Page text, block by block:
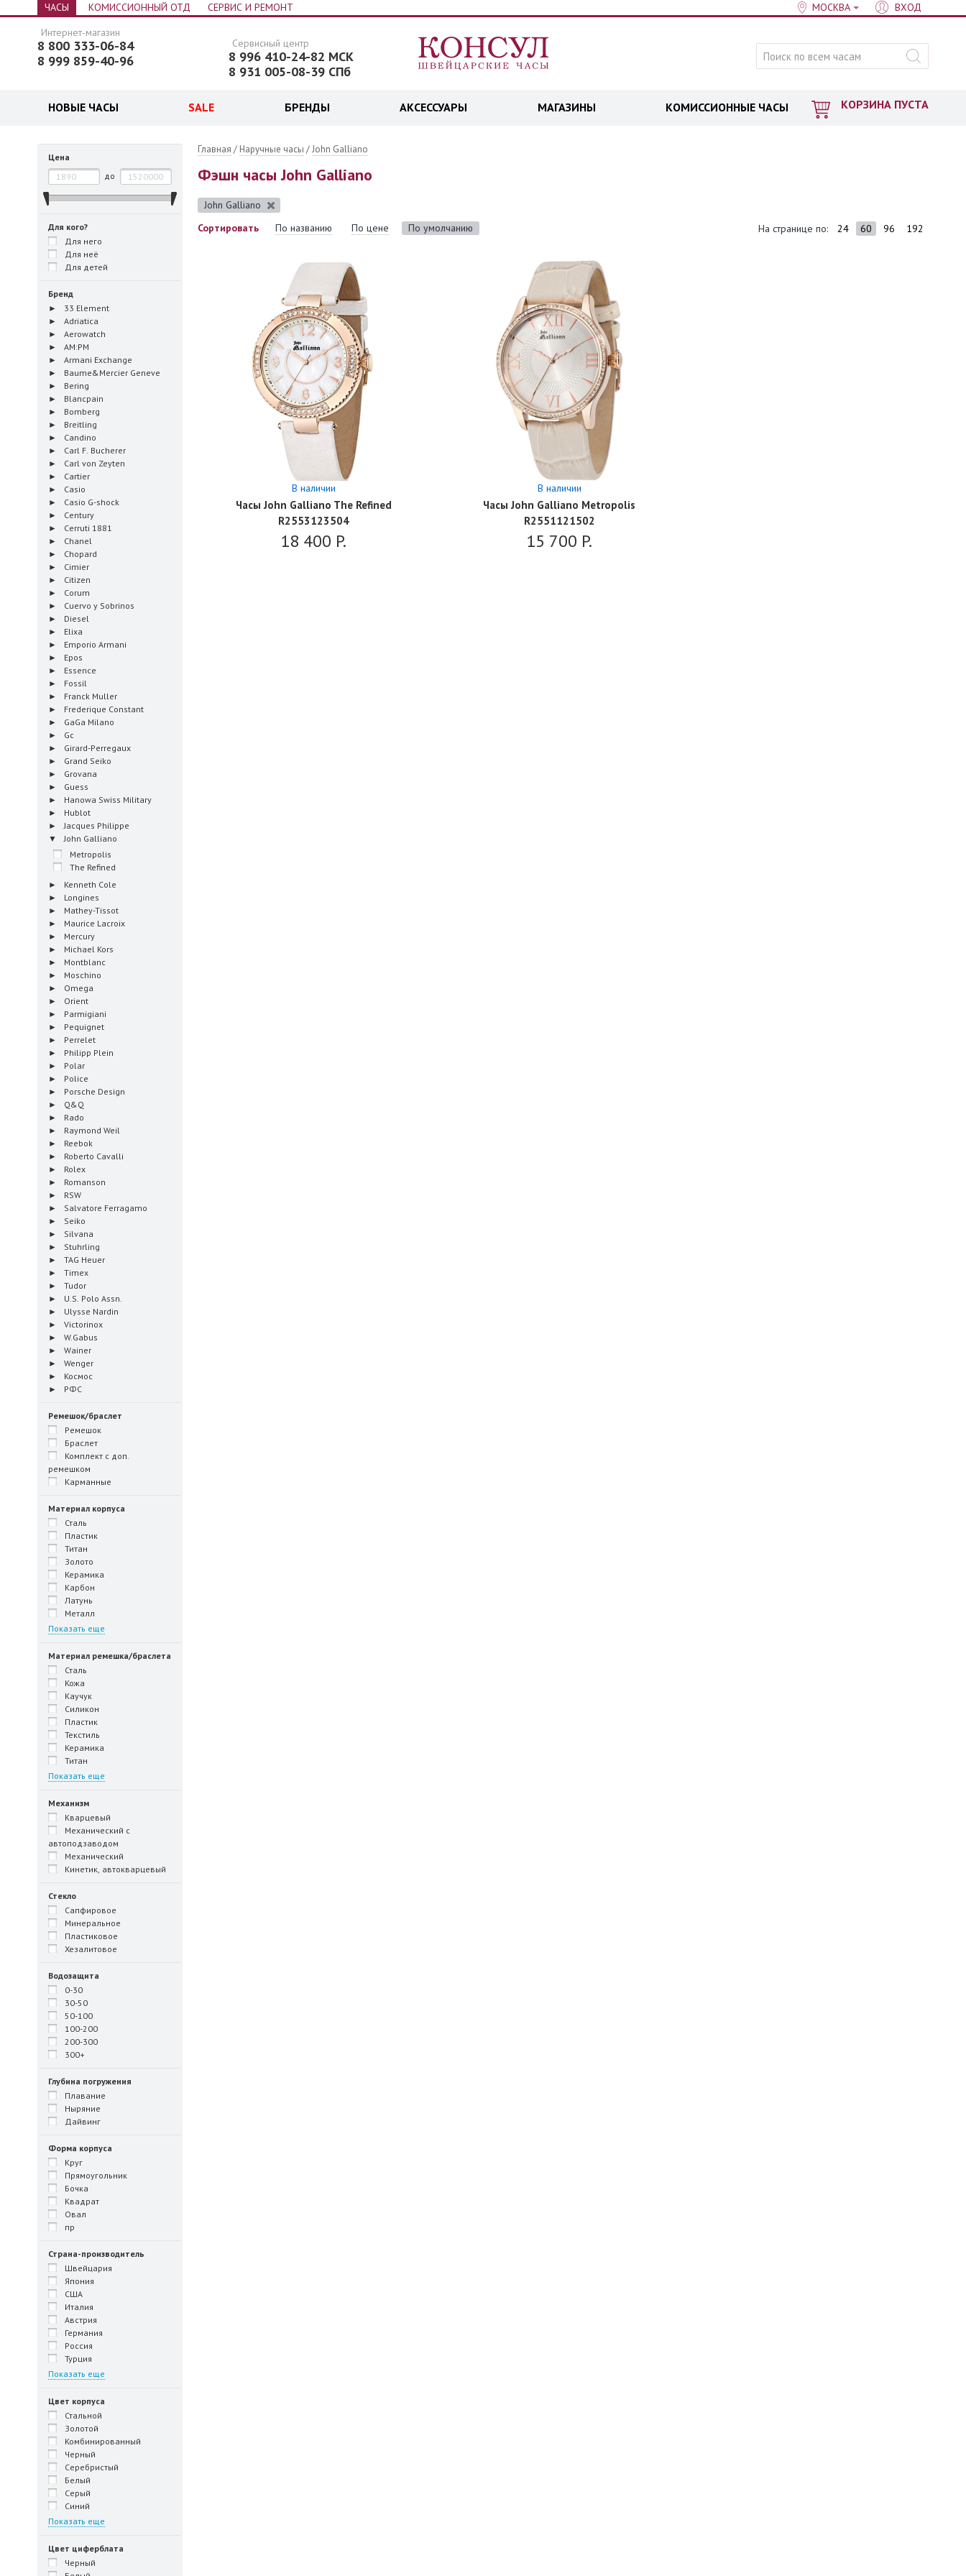
ЧАСЫ КОМИССИОННЫЙ ОТД СЕРВИС И РЕМОНТ МОСКВА ВХОД
Сервисный центр
8 996 410-24-82 МСК
8 931 005-08-39 СПб
Интернет-магазин
8 800 333-06-84
8 999 859-40-96
КОРЗИНА ПУСТА
НОВЫЕ ЧАСЫ SALE БРЕНДЫ АКСЕССУАРЫ МАГАЗИНЫ КОМИССИОННЫЕ ЧАСЫ
Цена
до
Для кого?
Для него
Для неё
Для детей
Бренд
33 Element
Adriatica
Aerowatch
AM:PM
Armani Exchange
Baume&Mercier Geneve
Bering
Blancpain
Bomberg
Breitling
Candino
Carl F. Bucherer
Carl von Zeyten
Cartier
Casio
Casio G-shock
Century
Cerruti 1881
Chanel
Chopard
Cimier
Citizen
Corum
Cuervo y Sobrinos
Diesel
Elixa
Emporio Armani
Epos
Essence
Fossil
Franck Muller
Frederique Constant
GaGa Milano
Gc
Girard-Perregaux
Grand Seiko
Grovana
Guess
Hanowa Swiss Military
Hublot
Jacques Philippe
John Galliano
Metropolis
The Refined
Kenneth Cole
Longines
Mathey-Tissot
Maurice Lacroix
Mercury
Michael Kors
Montblanc
Moschino
Omega
Orient
Parmigiani
Pequignet
Perrelet
Philipp Plein
Polar
Police
Porsche Design
Q&Q
Rado
Raymond Weil
Reebok
Roberto Cavalli
Rolex
Romanson
RSW
Salvatore Ferragamo
Seiko
Silvana
Stuhrling
TAG Heuer
Timex
Tudor
U.S. Polo Assn.
Ulysse Nardin
Victorinox
W.Gabus
Wainer
Wenger
Космос
РФС
Ремешок/браслет
Ремешок
Браслет
ремешком
Карманные
Материал корпуса
Сталь
Пластик
Титан
Золото
Керамика
Карбон
Латунь
Металл
Показать еще
Материал ремешка/браслета
Сталь
Кожа
Каучук
Силикон
Пластик
Текстиль
Керамика
Титан
Показать еще
Механизм
Кварцевый
автоподзаводом
Механический
Кинетик, автокварцевый
Стекло
Сапфировое
Минеральное
Пластиковое
Хезалитовое
Водозащита
0-30
30-50
50-100
100-200
200-300
300+
Глубина погружения
Плавание
Ныряние
Дайвинг
Форма корпуса
Круг
Прямоугольник
Бочка
Квадрат
Овал
пр
Страна-производитель
Швейцария
Япония
США
Италия
Австрия
Германия
Россия
Турция
Показать еще
Цвет корпуса
Стальной
Золотой
Комбинированный
Черный
Серебристый
Белый
Серый
Синий
Показать еще
Цвет циферблата
Черный
Главная / Наручные часы /John Galliano
Фэшн часы John Galliano
John Galliano
Сортировать
По названию По цене По умолчанию На странице по: 24 60 96 192
В наличии
Часы John Galliano The Refined
R2553123504
18 400 P.
В наличии
Часы John Galliano Metropolis
R2551121502
15 700 P.